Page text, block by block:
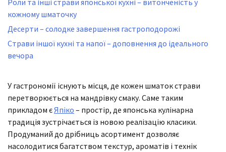
Роли та інші страви японської кухні – витонченість у
кожному шматочку
Десерти – солодке завершення гастроподорожі
Страви іншої кухні та напої – доповнення до ідеального
вечора
У гастрономії існують місця, де кожен шматок страви
перетворюється на мандрівку смаку. Саме таким
прикладом єЯпіко – простір, де японська кулінарна
традиція зустрічається із новою реалізацію класики.
Продуманий до дрібниць асортимент дозволяє
насолодитися багатством текстур, ароматів і технік